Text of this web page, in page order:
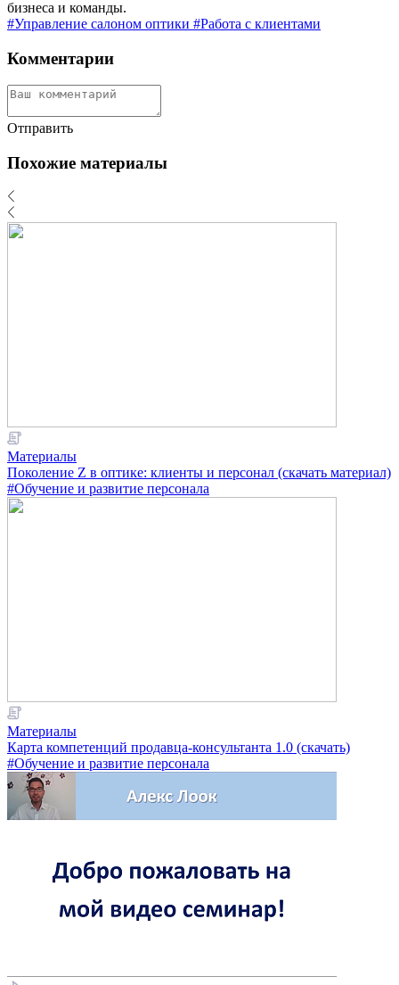
бизнеса и команды.
#Управление салоном оптики #Работа с клиентами
Комментарии
Отправить
Похожие материалы
Материалы
Поколение Z в оптике: клиенты и персонал (скачать материал)
#Обучение и развитие персонала
Материалы
Карта компетенций продавца-консультанта 1.0 (скачать)
#Обучение и развитие персонала